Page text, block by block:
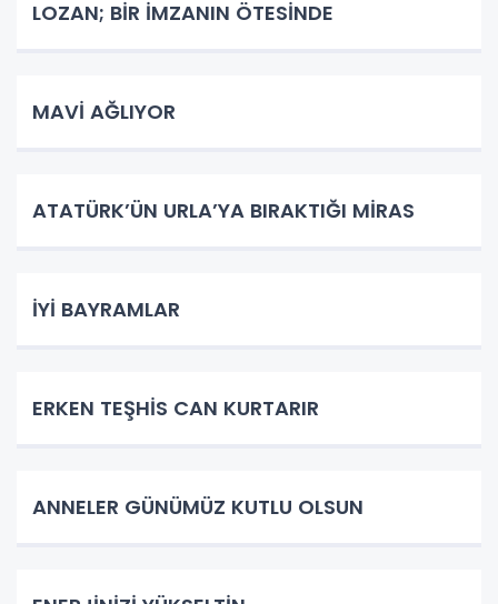
LOZAN; BİR İMZANIN ÖTESİNDE
MAVİ AĞLIYOR
ATATÜRK’ÜN URLA’YA BIRAKTIĞI MİRAS
İYİ BAYRAMLAR
ERKEN TEŞHİS CAN KURTARIR
ANNELER GÜNÜMÜZ KUTLU OLSUN